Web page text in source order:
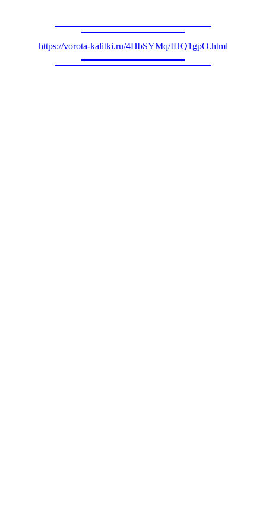
https://vorota-kalitki.ru/4HbSYMq/IHQ1gpO.html